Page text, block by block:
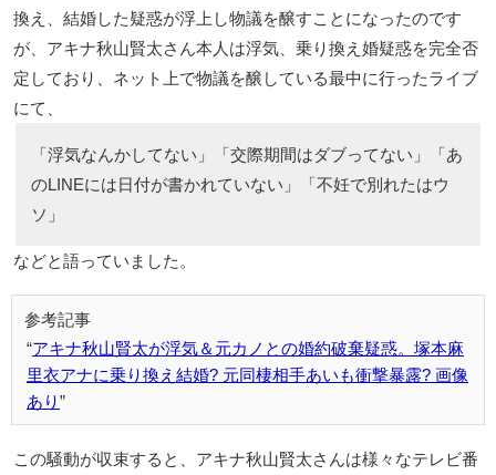
換え、結婚した疑惑が浮上し物議を醸すことになったのです
が、アキナ秋山賢太さん本人は浮気、乗り換え婚疑惑を完全否
定しており、ネット上で物議を醸している最中に行ったライブ
にて、
「浮気なんかしてない」「交際期間はダブってない」「あ
のLINEには日付が書かれていない」「不妊で別れたはウ
ソ」
などと語っていました。
アキナ秋山賢太が浮気＆元カノとの婚約破棄疑惑。塚本麻
里衣アナに乗り換え結婚? 元同棲相手あいも衝撃暴露? 画像
あり
この騒動が収束すると、アキナ秋山賢太さんは様々なテレビ番